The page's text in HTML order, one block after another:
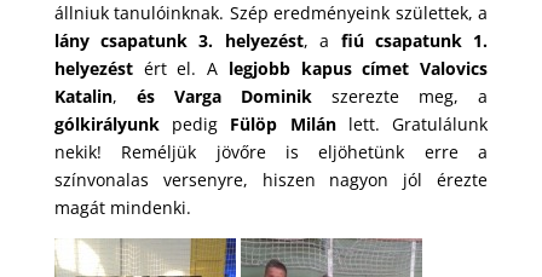
állniuk tanulóinknak. Szép eredményeink születtek, a
lány csapatunk 3. helyezést, a fiú csapatunk 1.
helyezéstért el. A legjobb kapus címet Valovics
Katalin, és Varga Dominik szerezte meg, a
gólkirályunk pedig Fülöp Milánlett. Gratulálunk
nekik! Reméljük jövőre is eljöhetünk erre a
színvonalas versenyre, hiszen nagyon jól érezte
magát mindenki.